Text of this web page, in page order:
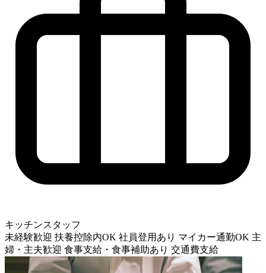
キッチンスタッフ
未経験歓迎 扶養控除内OK 社員登用あり マイカー通勤OK 主
婦・主夫歓迎 食事支給・食事補助あり 交通費支給